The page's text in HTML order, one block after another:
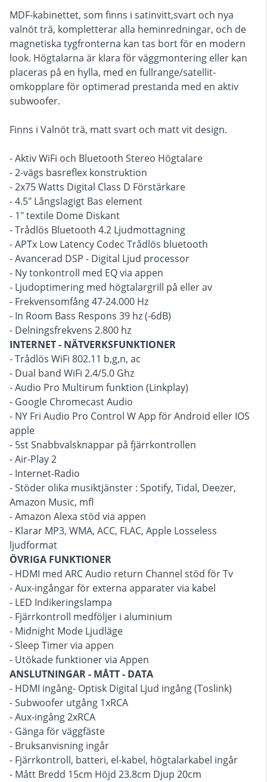
MDF-kabinettet, som finns i satinvitt,svart och nya
valnöt trä, kompletterar alla heminredningar, och de
magnetiska tygfronterna kan tas bort för en modern
look. Högtalarna är klara för väggmontering eller kan
placeras på en hylla, med en fullrange/satellit-
omkopplare för optimerad prestanda med en aktiv
subwoofer.
Finns i Valnöt trä, matt svart och matt vit design.
- Aktiv WiFi och Bluetooth Stereo Högtalare
- 2-vägs basreflex konstruktion
- 2x75 Watts Digital Class D Förstärkare
- 4.5" Långslagigt Bas element
- 1" textile Dome Diskant
- Trådlös Bluetooth 4.2 Ljudmottagning
- APTx Low Latency Codec Trådlös bluetooth
- Avancerad DSP - Digital Ljud processor
- Ny tonkontroll med EQ via appen
- Ljudoptimering med högtalargrill på eller av
- Frekvensomfång 47-24.000 Hz
- In Room Bass Respons 39 hz (-6dB)
- Delningsfrekvens 2.800 hz
INTERNET - NÄTVERKSFUNKTIONER
- Trådlös WiFi 802.11 b,g,n, ac
- Dual band WiFi 2.4/5.0 Ghz
- Audio Pro Multirum funktion (Linkplay)
- Google Chromecast Audio
- NY Fri Audio Pro Control W App för Android eller IOS
apple
- 5st Snabbvalsknappar på fjärrkontrollen
- Air-Play 2
- Internet-Radio
- Stöder olika musiktjänster : Spotify, Tidal, Deezer,
Amazon Music, mfl
- Amazon Alexa stöd via appen
- Klarar MP3, WMA, ACC, FLAC, Apple Losseless
ljudformat
ÖVRIGA FUNKTIONER
- HDMI med ARC Audio return Channel stöd för Tv
- Aux-ingångar för externa apparater via kabel
- LED Indikeringslampa
- Fjärrkontroll medföljer i aluminium
- Midnight Mode Ljudläge
- Sleep Timer via appen
- Utökade funktioner via Appen
ANSLUTNINGAR - MÅTT - DATA
- HDMI ingång- Optisk Digital Ljud ingång (Toslink)
- Subwoofer utgång 1xRCA
- Aux-ingång 2xRCA
- Gänga för väggfäste
- Bruksanvisning ingår
- Fjärrkontroll, batteri, el-kabel, högtalarkabel ingår
- Mått Bredd 15cm Höjd 23.8cm Djup 20cm